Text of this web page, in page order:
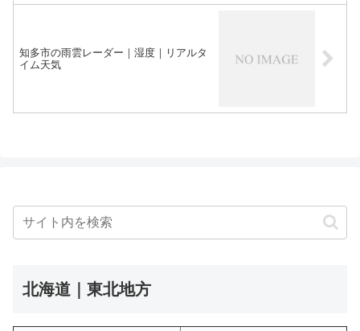
知多市の雨雲レーダー｜湿度｜リアルタ
イム天気
北海道｜東北地方